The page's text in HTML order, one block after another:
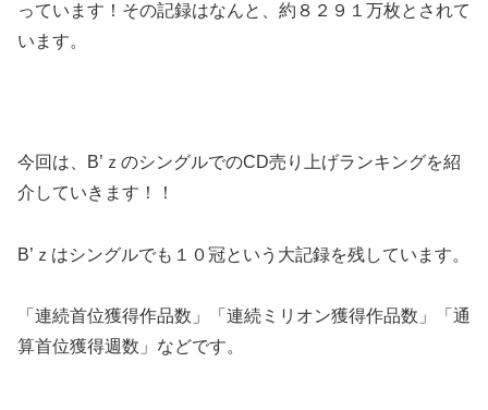
っています！その記録はなんと、約８２９１万枚とされて
います。
今回は、B’ｚのシングルでのCD売り上げランキングを紹
介していきます！！
B’ｚはシングルでも１０冠という大記録を残しています。
「連続首位獲得作品数」「連続ミリオン獲得作品数」「通
算首位獲得週数」などです。